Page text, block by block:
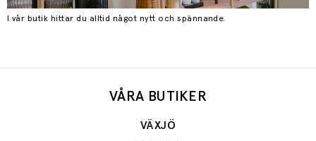
I vår butik hittar du alltid något nytt och spännande.
VÅRA BUTIKER
VÄXJÖ